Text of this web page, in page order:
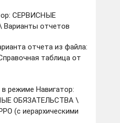
СЕРВИСНЫЕ
отчетов
отчета из файла:
таблица от
режиме Навигатор:
ОБЯЗАТЕЛЬСТВА \
(с иерархическими